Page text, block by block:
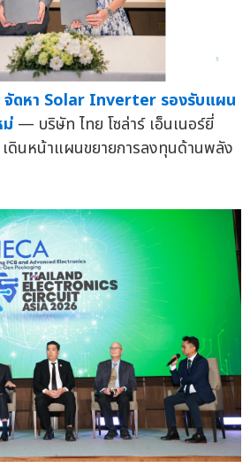
จัดหา Solar Inverter รองรับแผน
ม่ — บริษัท ไทย โซล่าร์ เอ็นเนอร์ยี่
ดินหน้าแผนขยายการลงทุนด้านพลัง